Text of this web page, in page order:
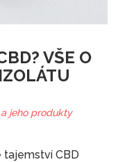
VŠE O
jeho produkty
tajemství CBD